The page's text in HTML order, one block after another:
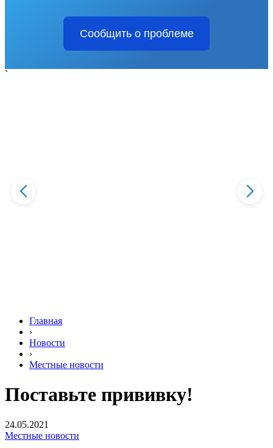
Сообщить о проблеме
`
Главная
›
Новости
›
Местные новости
Поставьте прививку!
24.05.2021
Местные новости